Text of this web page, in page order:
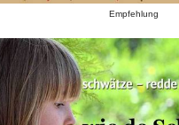
Empfehlung